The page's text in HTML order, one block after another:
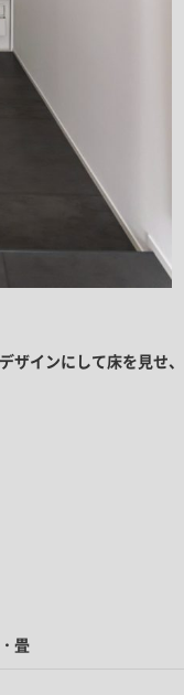
ザインにして床を見せ、
畳